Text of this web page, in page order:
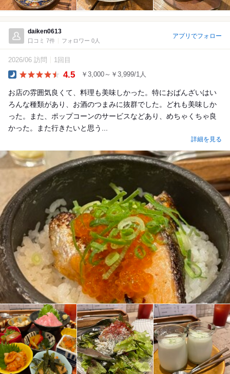
daiken0613
口コミ 7件 フォロワー 0人
アプリでフォロー
2026/06 訪問 1回目
4.5 ￥3,000～￥3,999/1人
お店の雰囲気良くて、料理も美味しかった。特におばんざいはい
ろんな種類があり、お酒のつまみに抜群でした。どれも美味しか
った。また、ポップコーンのサービスなどあり、めちゃくちゃ良
かった。また行きたいと思う...
詳細を見る